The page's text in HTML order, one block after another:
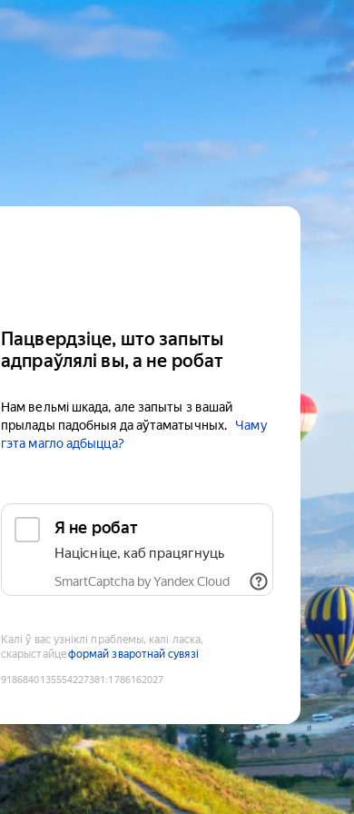
Пацвердзіце, што запыты
адпраўлялі вы, а не робат
Нам вельмі шкада, але запыты з вашай
прылады падобныя да аўтаматычных.
Чаму
гэта магло адбыцца?
Я не робат
Націсніце, каб працягнуць
SmartCaptcha by Yandex Cloud
Калі ў вас узніклі праблемы, калі ласка,
скарыстайцеформай зваротнай сувязі
9186840135554227381 :1786162027